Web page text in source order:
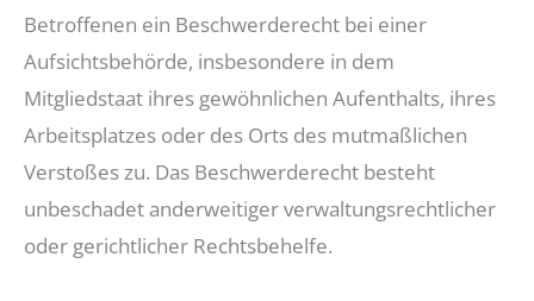
Betroffenen ein Beschwerderecht bei einer
Aufsichtsbehörde, insbesondere in dem
Mitgliedstaat ihres gewöhnlichen Aufenthalts, ihres
Arbeitsplatzes oder des Orts des mutmaßlichen
Verstoßes zu. Das Beschwerderecht besteht
unbeschadet anderweitiger verwaltungsrechtlicher
oder gerichtlicher Rechtsbehelfe.